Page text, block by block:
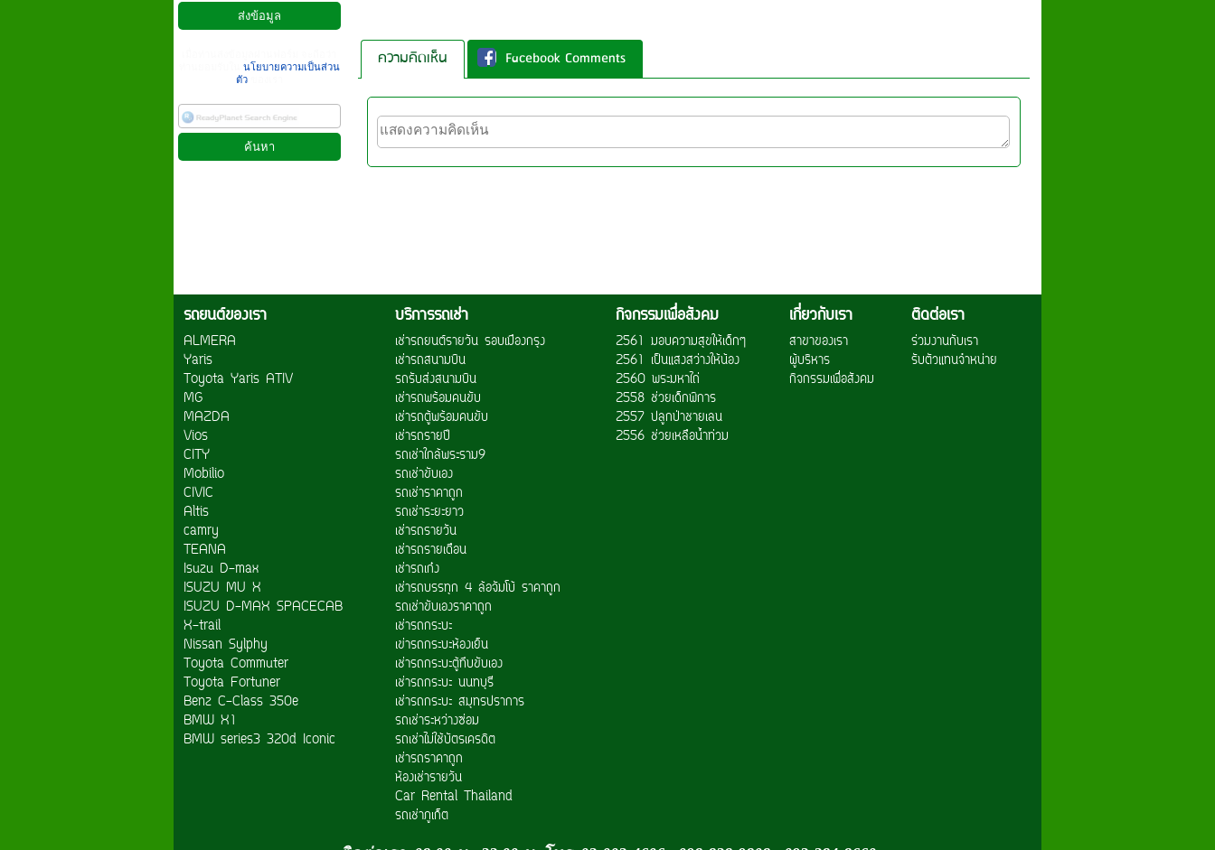
นโยบายความเป็นส่วน
ตัว
ความคิดเห็น Facebook Comments
รถยนต์ของเรา
ALMERA
Yaris
Toyota Yaris ATIV
MG
MAZDA
Vios
CITY
Mobilio
CIVIC
Altis
camry
TEANA
Isuzu D-max
ISUZU MU X
ISUZU D-MAX SPACECAB
X-trail
Nissan Sylphy
Toyota Commuter
Toyota Fortuner
Benz C-Class 350e
BMW X1
BMW series3 320d Iconic
บริการรถเช่า
เช่ารถยนต์รายวัน รอบเมืองกรุง
เช่ารถสนามบิน
รถรับส่งสนามบิน
เช่ารถพร้อมคนขับ
เช่ารถตู้พร้อมคนขับ
เช่ารถรายปี
รถเช่าใกล้พระราม9
รถเช่าขับเอง
รถเช่าราคาถูก
รถเช่าระยะยาว
เช่ารถรายวัน
เช่ารถรายเดือน
เช่ารถเก๋ง
เช่ารถบรรทุก 4 ล้อจัมโบ้ ราคาถูก
รถเช่าขับเองราคาถูก
เช่ารถกระบะ
เข่ารถกระบะห้องเย็น
เช่ารถกระบะตู้ทึบขับเอง
เช่ารถกระบะ นนทบุรี
เช่ารถกระบะ สมุทรปราการ
รถเช่าระหว่างซ่อม
รถเช่าไม่ใช้บัตรเครดิต
เช่ารถราคาถูก
ห้องเช่ารายวัน
Car Rental Thailand
รถเช่าภูเก็ต
กิจกรรมเพื่อสังคม
2561 มอบความสุขให้เด็กๆ
2561 เป็นแสงสว่างให้น้อง
2560 พระมหาไถ่
2558 ช่วยเด็กพิการ
2557 ปลูกป่าชายเลน
2556 ช่วยเหลือน้ำท่วม
เกี่ยวกับเรา
สาขาของเรา
ผู้บริหาร
กิจกรรมเพื่อสังคม
ติดต่อเรา
ร่วมงานกับเรา
รับตัวแทนจำหน่าย